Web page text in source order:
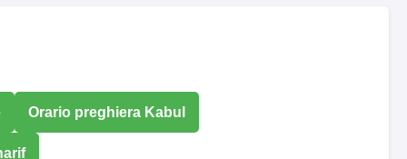
Orario preghiera Kabul